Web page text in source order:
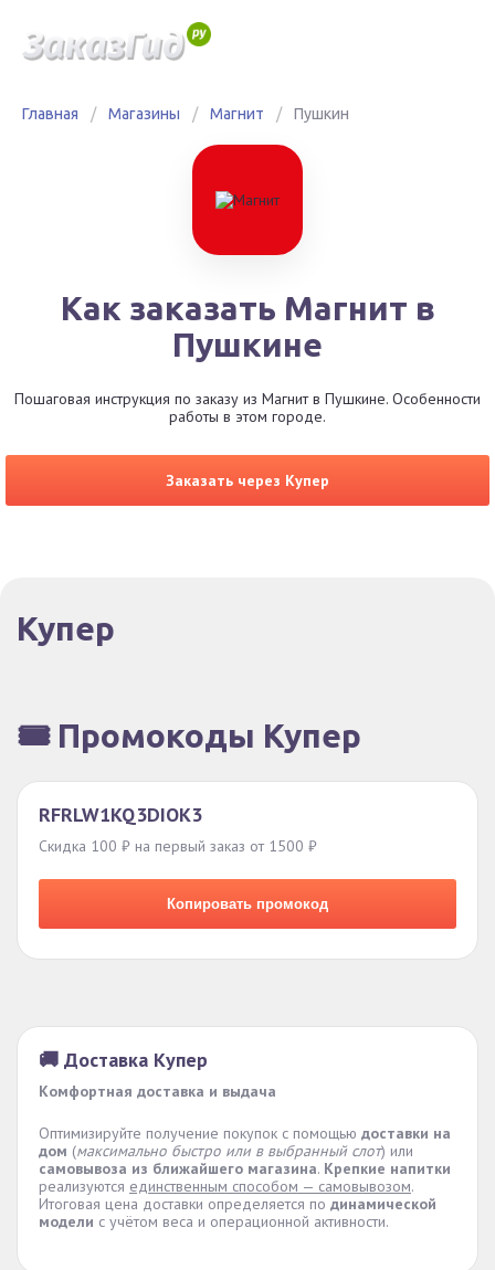
Главная / Магазины / Магнит / Пушкин
Как заказать Магнит в
Пушкине
Пошаговая инструкция по заказу из Магнит в Пушкине. Особенности
работы в этом городе.
Заказать через Купер
Купер
🎟️ Промокоды Купер
RFRLW1KQ3DIOK3
Скидка 100 ₽ на первый заказ от 1500 ₽
Копировать промокод
🚚 Доставка Купер
Комфортная доставка и выдача
Оптимизируйте получение покупок с помощью доставки на
дом (максимально быстро или в выбранный слот) или
самовывоза из ближайшего магазина. Крепкие напитки
реализуются единственным способом — самовывозом.
Итоговая цена доставки определяется по динамической
модели с учётом веса и операционной активности.